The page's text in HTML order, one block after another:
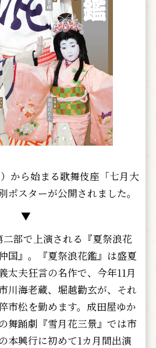
から始まる歌舞伎座「七月大
ポスターが公開されました。
▼
部で上演される『夏祭浪花
』。『夏祭浪花鑑』は盛夏
太夫狂言の名作で、今年11月
川海老蔵、堀越勸玄が、それ
市松を勤めます。成田屋ゆか
舞踊劇『雪月花三景』では市
本興行に初めて1カ月間出演